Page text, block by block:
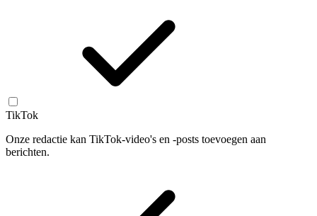
TikTok
Onze redactie kan TikTok-video's en -posts toevoegen aan
berichten.